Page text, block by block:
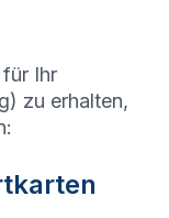
Ihr
zu erhalten,